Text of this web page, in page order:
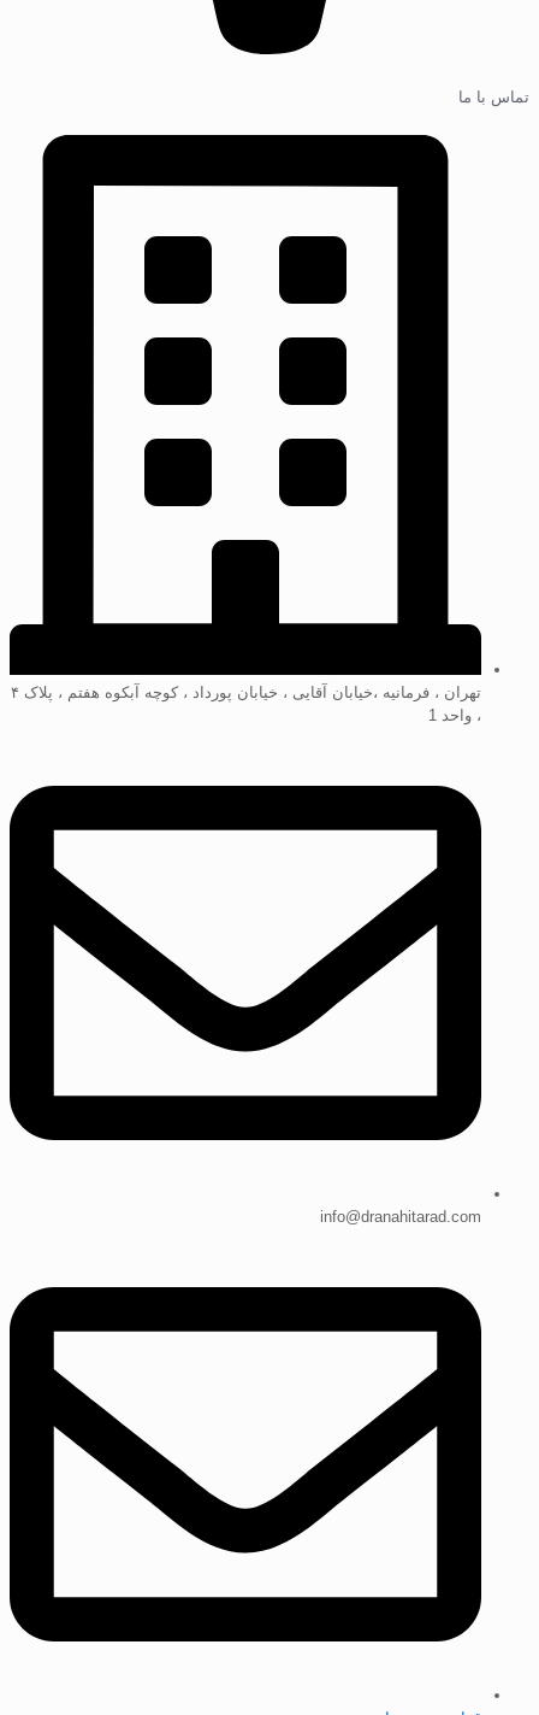
تماس با ما
تهران ، فرمانیه ،خیابان آقایی ، خیابان پورداد ، کوچه آبکوه هفتم ، پلاک ۴
، واحد 1
info@dranahitarad.com